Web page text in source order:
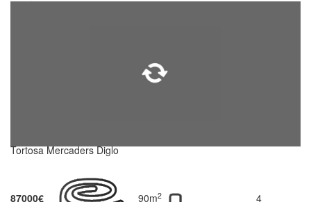
Tortosa Mercaders Diglo
87000€ 90m2 4